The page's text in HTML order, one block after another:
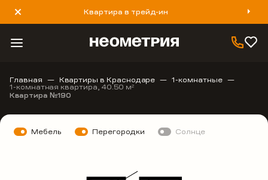
Квартира в трейд-ин
8 800 777 40 93
Главная Квартиры в Краснодаре 1-комнатные
1-комнатная квартира, 40.50 м2
Квартира №190
Мебель Перегородки Солнце